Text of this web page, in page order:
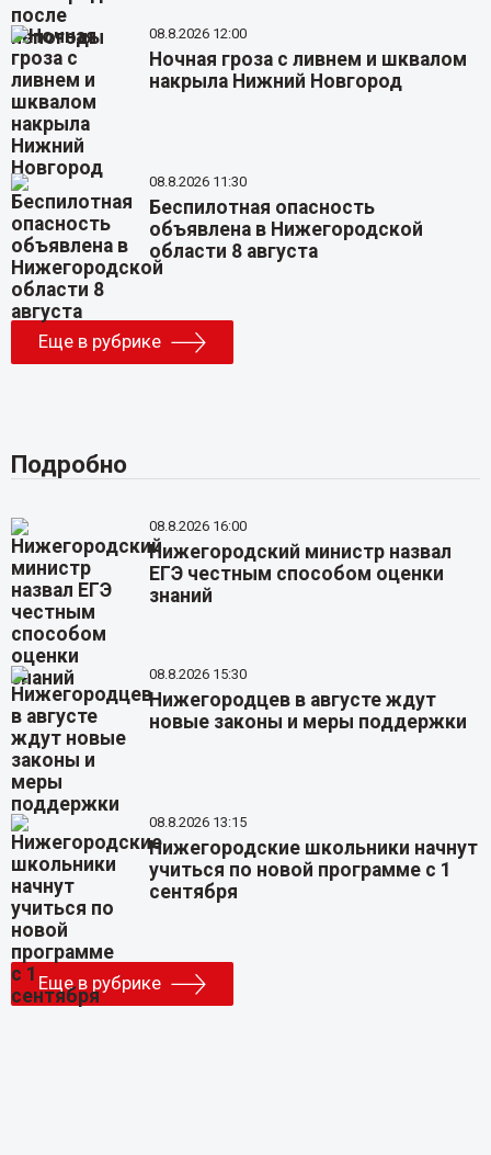
08.8.2026 12:00
Ночная гроза с ливнем и шквалом
накрыла Нижний Новгород
08.8.2026 11:30
Беспилотная опасность
объявлена в Нижегородской
области 8 августа
Еще в рубрике
Подробно
08.8.2026 16:00
Нижегородский министр назвал
ЕГЭ честным способом оценки
знаний
08.8.2026 15:30
Нижегородцев в августе ждут
новые законы и меры поддержки
08.8.2026 13:15
Нижегородские школьники начнут
учиться по новой программе с 1
сентября
Еще в рубрике